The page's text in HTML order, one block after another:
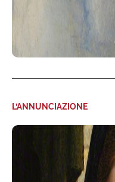
L’ANNUNCIAZIONE